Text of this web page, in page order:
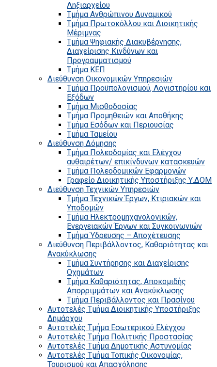
Ληξιαρχείου
Τμήμα Ανθρώπινου Δυναμικού
Τμήμα Πρωτοκόλλου και Διοικητικής
Μέριμνας
Τμήμα Ψηφιακής Διακυβέρνησης,
Διαχείρισης Κινδύνων και
Προγραμματισμού
Τμήμα ΚΕΠ
Διεύθυνση Οικονομικών Υπηρεσιών
Τμήμα Προϋπολογισμού, Λογιστηρίου και
Εξόδων
Τμήμα Μισθοδοσίας
Τμήμα Προμηθειών και Αποθήκης
Τμήμα Εσόδων και Περιουσίας
Τμήμα Ταμείου
Διεύθυνση Δόμησης
Τμήμα Πολεοδομίας και Ελέγχου
αυθαιρέτων/ επικίνδυνων κατασκευών
Τμήμα Πολεοδομικών Εφαρμογών
Γραφείο Διοικητικής Υποστήριξης Υ.ΔΟΜ
Διεύθυνση Τεχνικών Υπηρεσιών
Τμήμα Τεχνικών Έργων, Κτιριακών και
Υποδομών
Τμήμα Ηλεκτρομηχανολογικών,
Ενεργειακών Έργων και Συγκοινωνιών
Τμήμα Ύδρευσης – Αποχέτευσης
Διεύθυνση Περιβάλλοντος, Καθαριότητας και
Ανακύκλωσης
Τμήμα Συντήρησης και Διαχείρισης
Οχημάτων
Τμήμα Καθαριότητας, Αποκομιδής
Απορριμμάτων και Ανακύκλωσης
Τμήμα Περιβάλλοντος και Πρασίνου
Αυτοτελές Τμήμα Διοικητικής Υποστήριξης
Δημάρχου
Αυτοτελές Τμήμα Εσωτερικού Ελέγχου
Αυτοτελές Τμήμα Πολιτικής Προστασίας
Αυτοτελές Τμήμα Δημοτικής Αστυνομίας
Αυτοτελές Τμήμα Τοπικής Οικονομίας,
Τουρισμού και Απασχόλησης